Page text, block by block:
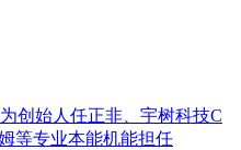
创始人任正非、宇树科技C
等专业本能机能担任